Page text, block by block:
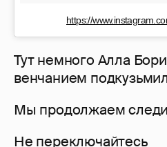
https://
Тут немного Алла
венчанием
Мы продолжаем
Не переключайтесь